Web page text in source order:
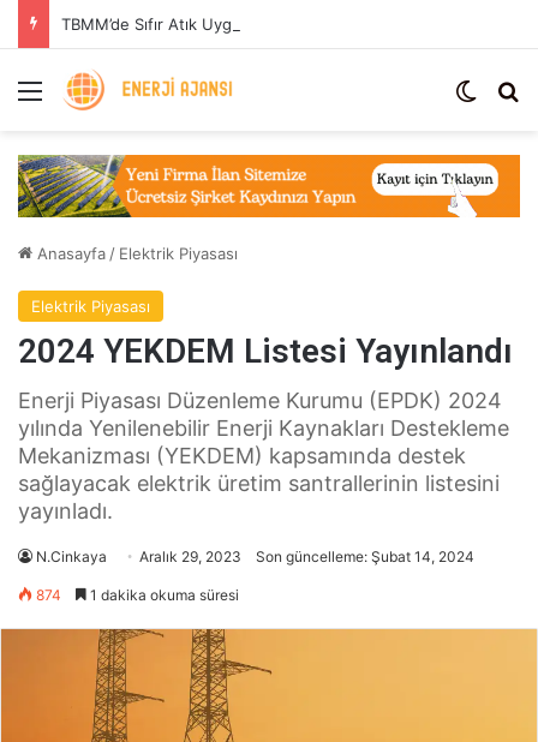
Menü Dış
Anasayfa / Elektrik Piyasası
Elektrik Piyasası
2024 YEKDEM Listesi Yayınlandı
Enerji Piyasası Düzenleme Kurumu (EPDK) 2024
yılında Yenilenebilir Enerji Kaynakları Destekleme
Mekanizması (YEKDEM) kapsamında destek
sağlayacak elektrik üretim santrallerinin listesini
yayınladı.
N.Cinkaya Aralık 29, 2023 Son güncelleme: Şubat 14, 2024
874 1 dakika okuma süresi